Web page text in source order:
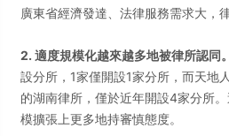
廣東省經濟發達、法律服務需求大，
2. 適度規模化越來越多地被律所認同。
設分所，1家僅開設1家分所，而天地
的湖南律所，僅於近年開設4家分所
模擴張上更多地持審慎態度。